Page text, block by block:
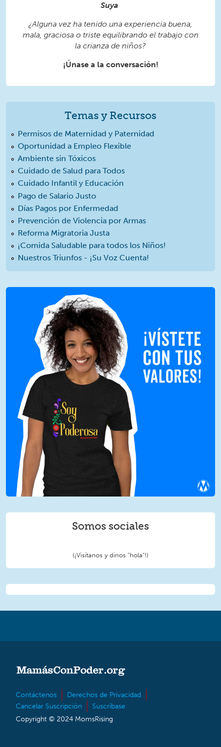
Suya
¿Alguna vez ha tenido una experiencia buena,
mala, graciosa o triste equilibrando el trabajo con
la crianza de niños?
¡Únase a la conversación!
Temas y Recursos
Permisos de Maternidad y Paternidad
Oportunidad a Empleo Flexible
Ambiente sin Tóxicos
Cuidado de Salud para Todos
Cuidado Infantil y Educación
Pago de Salario Justo
Días Pagos por Enfermedad
Prevención de Violencia por Armas
Reforma Migratoria Justa
¡Comida Saludable para todos los Niños!
Nuestros Triunfos - ¡Su Voz Cuenta!
Somos sociales
(¡Visítanos y dinos "hola"!)
Contáctenos
Derechos de Privacidad
Cancelar Suscripción
Suscríbase
Copyright © 2024 MomsRising